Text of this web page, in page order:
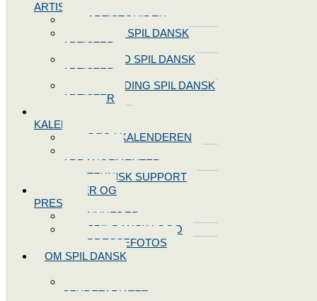
ARTISTER
ARTISTGUIDEN
VORES SPIL DANSK
ARTISTER
LOG IND SPIL DANSK
ARTISTER
TILMELDING SPIL DANSK
ARTISTER
KALENDEREN
SØG I KALENDEREN
ARRANGEMENTER
TEKNISK SUPPORT
NYHEDER OG
PRESSE
NYHEDER
SPIL DANSK LOGO
PRESSEFOTOS
OM SPIL DANSK
SEKRETARIATET